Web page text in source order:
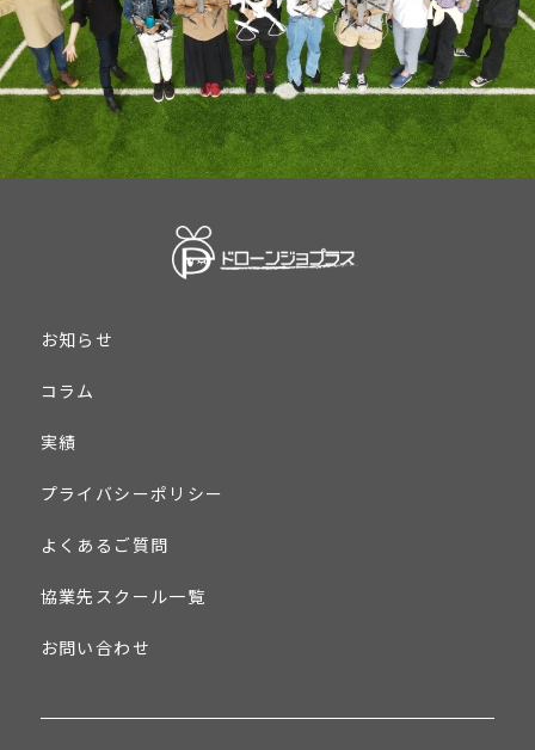
お知らせ
コラム
実績
プライバシーポリシー
よくあるご質問
協業先スクール一覧
お問い合わせ